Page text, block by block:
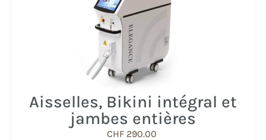
Aisselles, Bikini intégral et ​
jambes entières
CHF 290.00